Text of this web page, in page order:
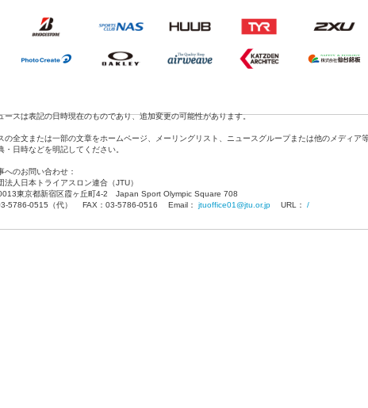
ースは表記の日時現在のものであり、追加変更の可能性があります。
の全文または一部の文章をホームページ、メーリングリスト、ニュースグループまたは他のメディア
・日時などを明記してください。
へのお問い合わせ：
法人日本トライアスロン連合（JTU）
東京都新宿区霞ヶ丘町4-2 Japan Sport Olympic Square 708
5786-0515（代） FAX：03-5786-0516 Email： jtuoffice01@jtu.or.jp URL： /